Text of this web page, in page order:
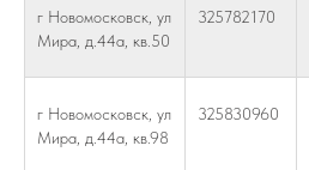
г Новомосковск, ул
Мира, д.44а, кв.50
325782170
г Новомосковск, ул
Мира, д.44а, кв.98
325830960